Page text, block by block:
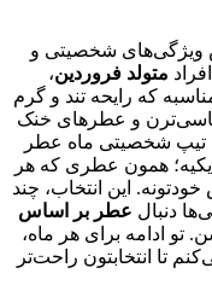
ویژگی‌های شخصیتی و
متولد فروردین،
که رایحه تند و گرم
و عطر‌های خنک
تیپ شخصیتی ماه عطر
یکیه؛ همون عطری که هر
این انتخاب، چند
دنبال عطر بر اساس
ادامه برای هر ماه،
تا انتخابتون راحت‌تر